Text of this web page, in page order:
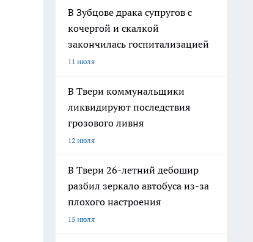
В Зубцове драка супругов с
кочергой и скалкой
закончилась госпитализацией
11 июля
В Твери коммунальщики
ликвидируют последствия
грозового ливня
12 июля
В Твери 26-летний дебошир
разбил зеркало автобуса из-за
плохого настроения
15 июля